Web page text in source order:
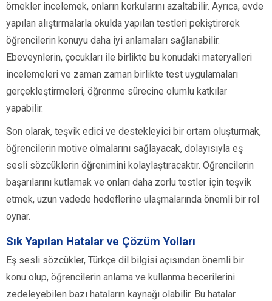
örnekler incelemek, onların korkularını azaltabilir. Ayrıca, evde
yapılan alıştırmalarla okulda yapılan testleri pekiştirerek
öğrencilerin konuyu daha iyi anlamaları sağlanabilir.
Ebeveynlerin, çocukları ile birlikte bu konudaki materyalleri
incelemeleri ve zaman zaman birlikte test uygulamaları
gerçekleştirmeleri, öğrenme sürecine olumlu katkılar
yapabilir.
Son olarak, teşvik edici ve destekleyici bir ortam oluşturmak,
öğrencilerin motive olmalarını sağlayacak, dolayısıyla eş
sesli sözcüklerin öğrenimini kolaylaştıracaktır. Öğrencilerin
başarılarını kutlamak ve onları daha zorlu testler için teşvik
etmek, uzun vadede hedeflerine ulaşmalarında önemli bir rol
oynar.
Sık Yapılan Hatalar ve Çözüm Yolları
Eş sesli sözcükler, Türkçe dil bilgisi açısından önemli bir
konu olup, öğrencilerin anlama ve kullanma becerilerini
zedeleyebilen bazı hataların kaynağı olabilir. Bu hatalar